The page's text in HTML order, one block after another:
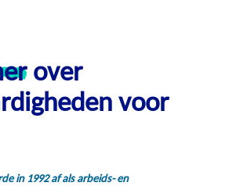
over
voor
in 1992 af als arbeids- en